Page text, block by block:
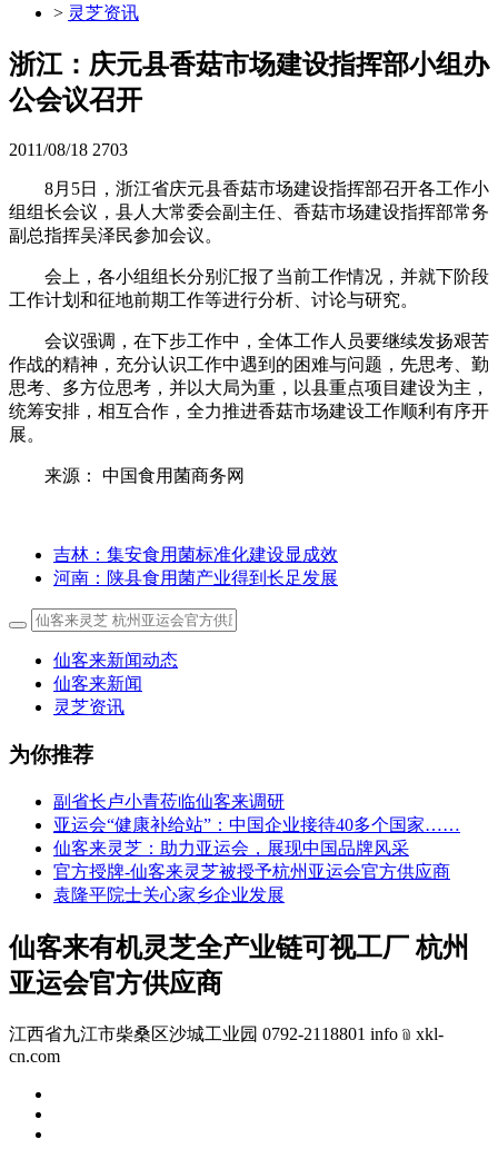
> 灵芝资讯
浙江：庆元县香菇市场建设指挥部小组办
公会议召开
2011/08/18 2703
8月5日，浙江省庆元县香菇市场建设指挥部召开各工作小
组组长会议，县人大常委会副主任、香菇市场建设指挥部常务
副总指挥吴泽民参加会议。
会上，各小组组长分别汇报了当前工作情况，并就下阶段
工作计划和征地前期工作等进行分析、讨论与研究。
会议强调，在下步工作中，全体工作人员要继续发扬艰苦
作战的精神，充分认识工作中遇到的困难与问题，先思考、勤
思考、多方位思考，并以大局为重，以县重点项目建设为主，
统筹安排，相互合作，全力推进香菇市场建设工作顺利有序开
展。
来源： 中国食用菌商务网
吉林：集安食用菌标准化建设显成效
河南：陕县食用菌产业得到长足发展
仙客来新闻动态
仙客来新闻
灵芝资讯
为你推荐
副省长卢小青莅临仙客来调研
亚运会“健康补给站”：中国企业接待40多个国家……
仙客来灵芝：助力亚运会，展现中国品牌风采
官方授牌-仙客来灵芝被授予杭州亚运会官方供应商
袁隆平院士关心家乡企业发展
仙客来有机灵芝全产业链可视工厂 杭州
亚运会官方供应商
江西省九江市柴桑区沙城工业园 0792-2118801 info﹫xkl-
cn.com